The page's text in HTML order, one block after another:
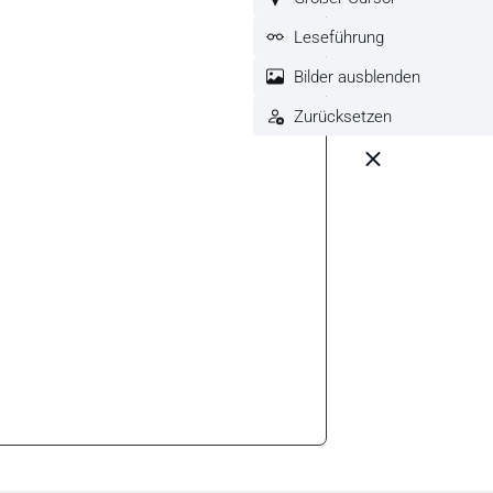
um die Anzahl zu erhöhen oder zu reduzieren.
Leseführung
Bilder ausblenden
Zurücksetzen